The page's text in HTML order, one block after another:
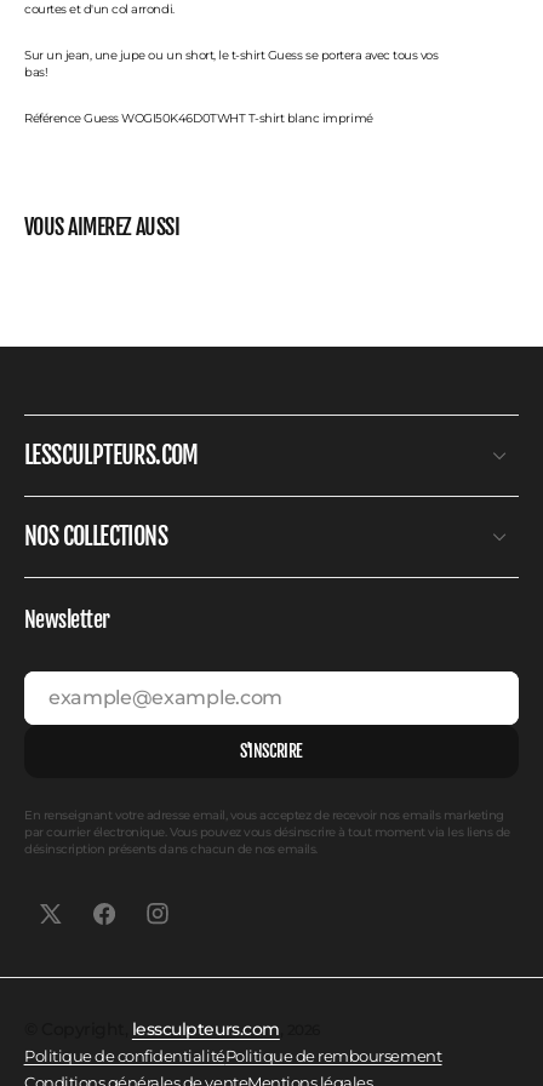
courtes et d'un col arrondi.
Sur un jean, une jupe ou un short, le t-shirt Guess se portera avec tous vos
bas!
Référence Guess WOGI50K46D0TWHT T-shirt blanc imprimé
VOUS AIMEREZ AUSSI
LESSCULPTEURS.COM
NOS COLLECTIONS
Newsletter
example@example.com
S'INSCRIRE
En renseignant votre adresse email, vous acceptez de recevoir nos emails marketing
par courrier électronique. Vous pouvez vous désinscrire à tout moment via les liens de
désinscription présents dans chacun de nos emails.
lessculpteurs.com
Politique de confidentialitéPolitique de remboursement